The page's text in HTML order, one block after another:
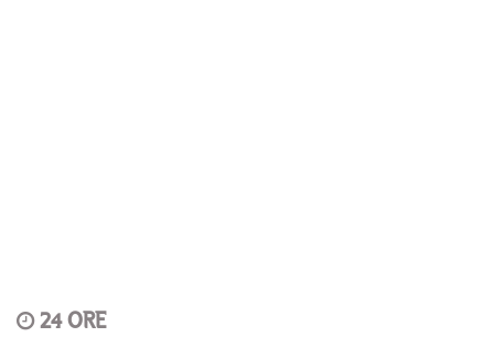
24 ORE